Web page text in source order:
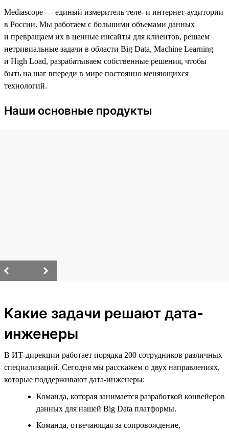
Mediascope — единый измеритель теле- и интернет-аудитории
в России. Мы работаем с большими объемами данных
и превращаем их в ценные инсайты для клиентов, решаем
нетривиальные задачи в области Big Data, Machine Learning
и High Load, разрабатываем собственные решения, чтобы
быть на шаг впереди в мире постоянно меняющихся
технологий.
Наши основные продукты
Какие задачи решают дата-
инженеры
В ИТ-дирекции работает порядка 200 сотрудников различных
специализаций. Сегодня мы расскажем о двух направлениях,
которые поддерживают дата-инженеры:
Команда, которая занимается разработкой конвейеров
данных для нашей Big Data платформы.
Команда, отвечающая за сопровождение,